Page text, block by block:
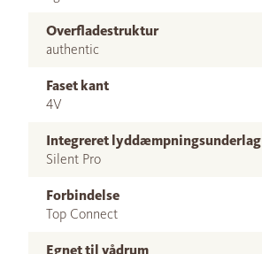
Overfladestruktur
authentic
Faset kant
4V
Integreret lyddæmpningsunderlag
Silent Pro
Forbindelse
Top Connect
Egnet til vådrum